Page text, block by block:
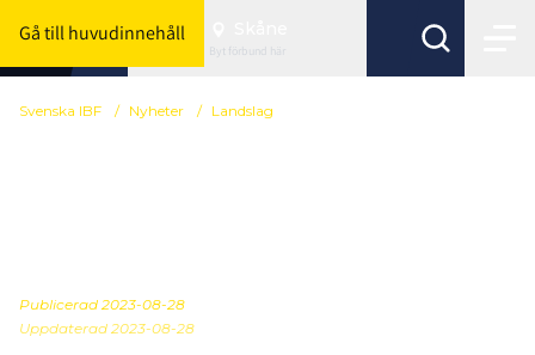
Gå till huvudinnehåll
Byt förbund här
Svenska IBF / Nyheter / Landslag
Publicerad 2023-08-28
Uppdaterad 2023-08-28